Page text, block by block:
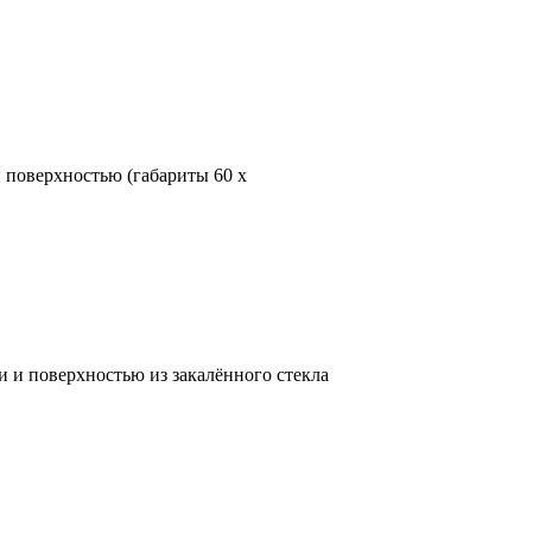
(габариты 60 х
поверхностью из закалённого стекла